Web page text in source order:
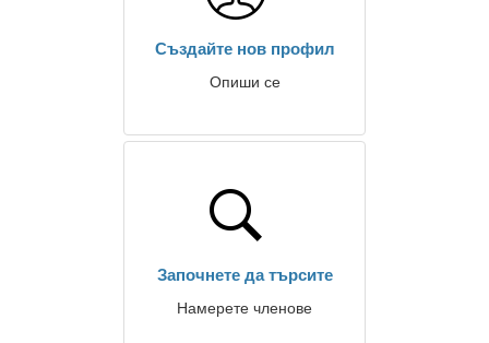
Създайте нов профил
Опиши се
Започнете да търсите
Намерете членове